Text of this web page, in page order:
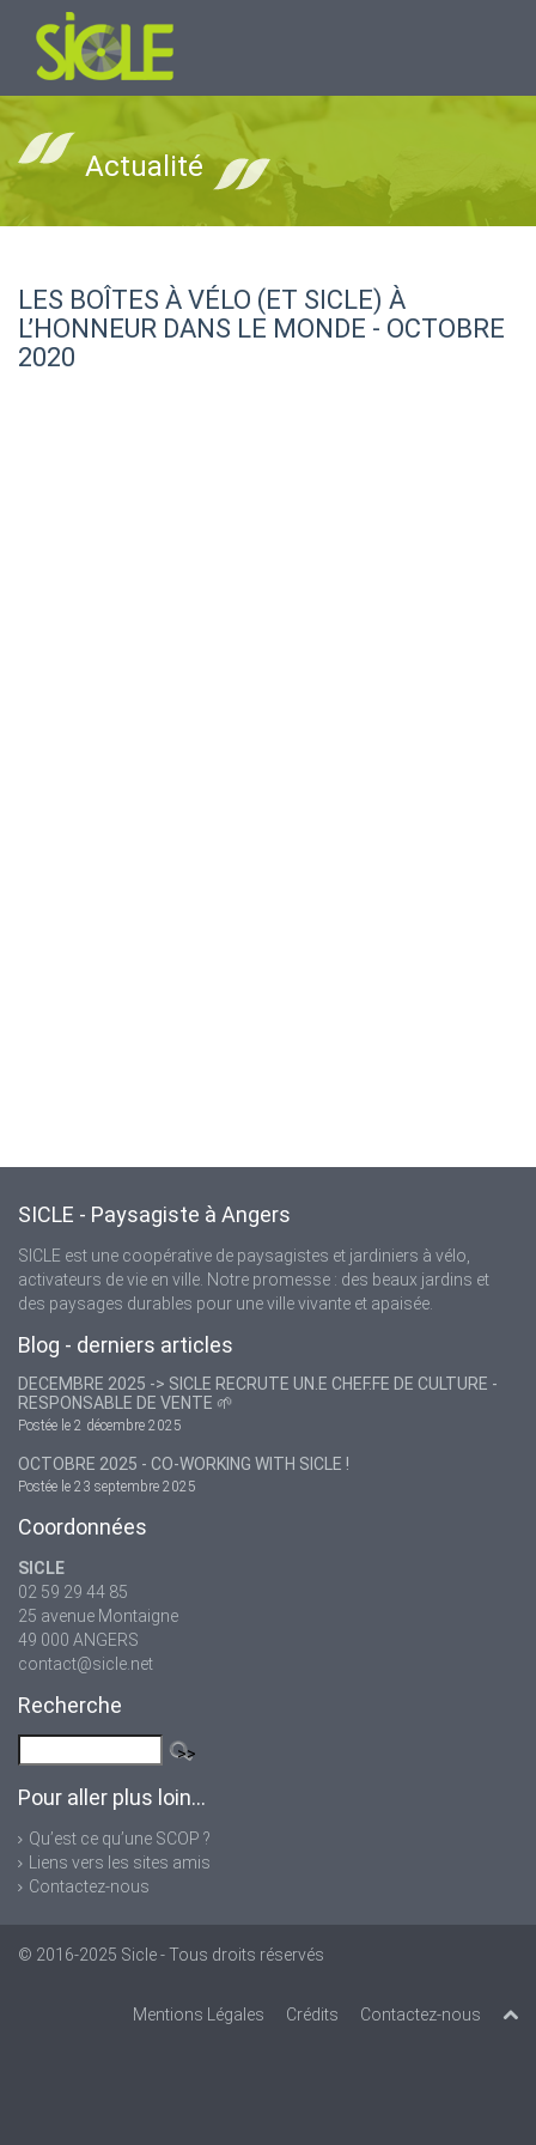
Actualité
LES BOÎTES À VÉLO (ET SICLE) À
L’HONNEUR DANS LE MONDE - OCTOBRE
2020
SICLE - Paysagiste à Angers
SICLE est une coopérative de paysagistes et jardiniers à vélo,
activateurs de vie en ville. Notre promesse : des beaux jardins et
des paysages durables pour une ville vivante et apaisée.
Blog - derniers articles
DECEMBRE 2025 -> SICLE RECRUTE UN.E CHEF.FE DE CULTURE -
RESPONSABLE DE VENTE 🌱
Postée le 2 décembre 2025
OCTOBRE 2025 - CO-WORKING WITH SICLE !
Postée le 23 septembre 2025
Coordonnées
SICLE
02 59 29 44 85
25 avenue Montaigne
49 000 ANGERS
contact@sicle.net
Recherche
Pour aller plus loin...
Qu’est ce qu’une SCOP ?
Liens vers les sites amis
Contactez-nous
© 2016-2025 Sicle- Tous droits réservés
Mentions Légales Crédits Contactez-nous